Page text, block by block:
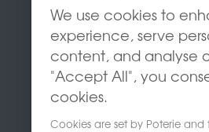
We use cookies to
experience, serve
content, and analyse
"Accept All", you
cookies.
Cookies are set by Poterie